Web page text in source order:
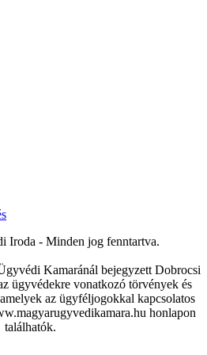
Iroda - Minden jog fenntartva.
Kamaránál bejegyzett Dobrocsi
ügyvédekre vonatkozó törvények és
az ügyféljogokkal kapcsolatos
honlapon
találhatók.